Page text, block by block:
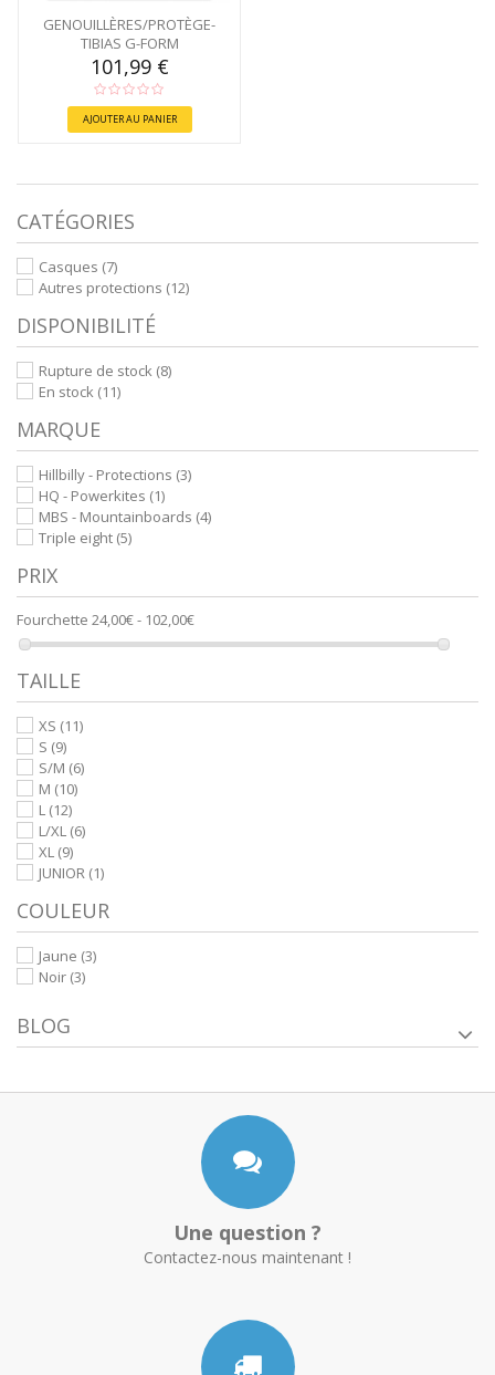
GENOUILLÈRES/PROTÈGE-
TIBIAS G-FORM
101,99 €
AJOUTER AU PANIER
CATÉGORIES
Casques (7)
Autres protections (12)
DISPONIBILITÉ
Rupture de stock (8)
En stock (11)
MARQUE
Hillbilly - Protections (3)
HQ - Powerkites (1)
MBS - Mountainboards (4)
Triple eight (5)
PRIX
Fourchette 24,00€ - 102,00€
TAILLE
XS (11)
S (9)
S/M (6)
M (10)
L (12)
L/XL (6)
XL (9)
JUNIOR (1)
COULEUR
Jaune (3)
Noir (3)
BLOG
Une question ?
Contactez-nous maintenant !